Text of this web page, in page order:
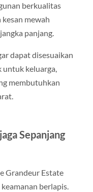
berkualitas
mewah
panjang.
dapat disesuaikan
untuk keluarga,
membutuhkan
Sepanjang
Grandeur Estate
berlapis.